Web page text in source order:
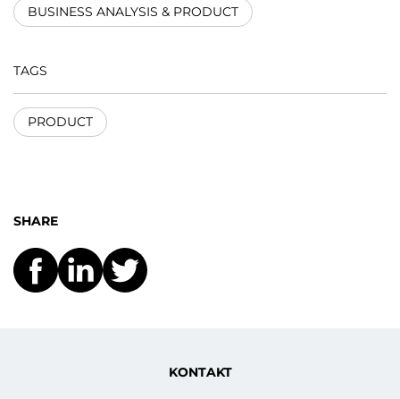
BUSINESS ANALYSIS & PRODUCT
TAGS
PRODUCT
SHARE
KONTAKT